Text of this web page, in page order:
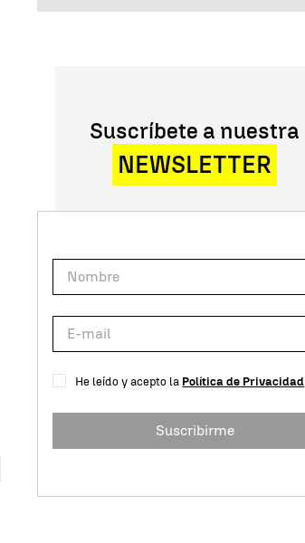
Suscríbete a nuestra
NEWSLETTER
He leído y acepto la Política de Privacidad
Suscribirme